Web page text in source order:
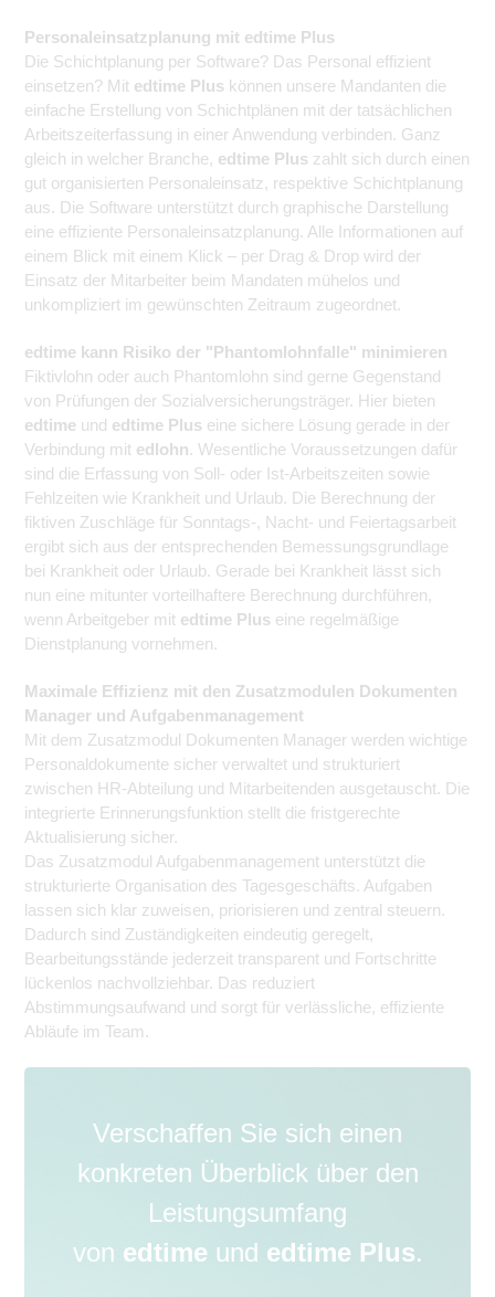
Personaleinsatzplanung mit edtime Plus
Die Schichtplanung per Software? Das Personal effizient
einsetzen? Mit edtime Plus können unsere Mandanten die
einfache Erstellung von Schichtplänen mit der tatsächlichen
Arbeitszeiterfassung in einer Anwendung verbinden. Ganz
gleich in welcher Branche, edtime Plus zahlt sich durch einen
gut organisierten Personaleinsatz, respektive Schichtplanung
aus. Die Software unterstützt durch graphische Darstellung
eine effiziente Personaleinsatzplanung. Alle Informationen auf
einem Blick mit einem Klick – per Drag & Drop wird der
Einsatz der Mitarbeiter beim Mandaten mühelos und
unkompliziert im gewünschten Zeitraum zugeordnet.
edtime kann Risiko der "Phantomlohnfalle" minimieren
Fiktivlohn oder auch Phantomlohn sind gerne Gegenstand
von Prüfungen der Sozialversicherungsträger. Hier bieten
edtime und edtime Plus eine sichere Lösung gerade in der
Verbindung mit edlohn. Wesentliche Voraussetzungen dafür
sind die Erfassung von Soll- oder Ist-Arbeitszeiten sowie
Fehlzeiten wie Krankheit und Urlaub. Die Berechnung der
fiktiven Zuschläge für Sonntags-, Nacht- und Feiertagsarbeit
ergibt sich aus der entsprechenden Bemessungsgrundlage
bei Krankheit oder Urlaub. Gerade bei Krankheit lässt sich
nun eine mitunter vorteilhaftere Berechnung durchführen,
wenn Arbeitgeber mit edtime Plus eine regelmäßige
Dienstplanung vornehmen.
Maximale Effizienz mit den Zusatzmodulen Dokumenten
Manager und Aufgabenmanagement
Mit dem Zusatzmodul Dokumenten Manager werden wichtige
Personaldokumente sicher verwaltet und strukturiert
zwischen HR-Abteilung und Mitarbeitenden ausgetauscht. Die
integrierte Erinnerungsfunktion stellt die fristgerechte
Aktualisierung sicher.
Das Zusatzmodul Aufgabenmanagement unterstützt die
strukturierte Organisation des Tagesgeschäfts. Aufgaben
lassen sich klar zuweisen, priorisieren und zentral steuern.
Dadurch sind Zuständigkeiten eindeutig geregelt,
Bearbeitungsstände jederzeit transparent und Fortschritte
lückenlos nachvollziehbar. Das reduziert
Abstimmungsaufwand und sorgt für verlässliche, effiziente
Abläufe im Team.
Verschaffen Sie sich einen
konkreten Überblick über den
Leistungsumfang
von edtimeund edtime Plus.